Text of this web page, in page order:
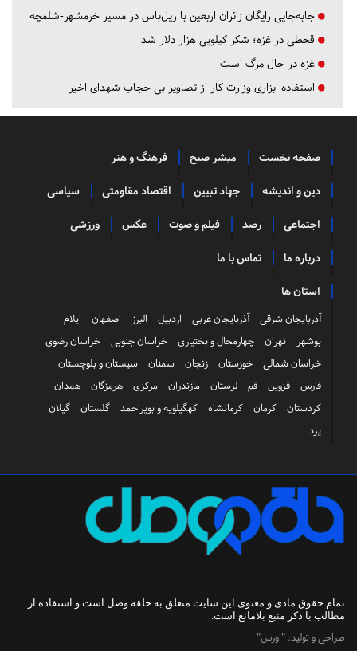
جابه‌جایی رایگان زائران اربعین با ریل‌باس در مسیر خرمشهر-شلمچه
قحطی در غزه؛ شکر کیلویی هزار دلار شد
غزه در حال مرگ است
استفاده ابزاری وزارت کار از تصاویر بی حجاب شهدای اخیر
صفحه نخست مبشر صبح فرهنگ و هنر
دین و اندیشه جهاد تبیین اقتصاد مقاومتی سیاسی
اجتماعی رصد فیلم و صوت عکس ورزشی
درباره ما تماس با ما
استان ها
آذربایجان شرقی آذربایجان غربی اردبیل البرز اصفهان
ایلام
بوشهر
تهران چهارمحال و بختیاری خراسان جنوبی
خراسان رضوی
خراسان شمالی
خوزستان زنجان سمنان
سیستان و بلوچستان
فارس
قزوین قم لرستان مازندران مرکزی هرمزگان
همدان
کردستان
کرمان کرمانشاه کهگیلویه و بویراحمد گلستان
گیلان
یزد
تمام حقوق مادی و معنوی این سایت متعلق به حلقه وصل است و استفاده از
مطالب با ذکر منبع بلامانع است.
طراحی و تولید: "اورس"